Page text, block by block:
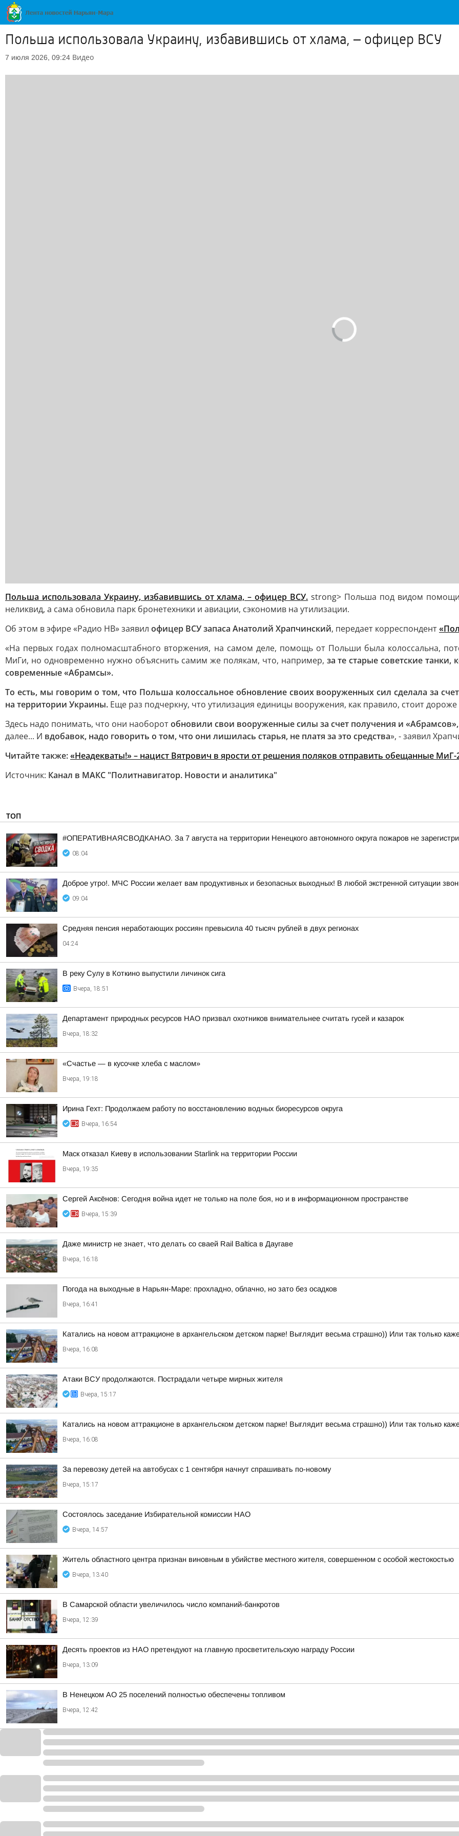
Польша использовала Украину, избавившись от хлама, – офицер ВСУ
7 июля 2026, 09:24 Видео
Польша использовала Украину, избавившись от хлама, – офицер ВСУ. strong> Польша под видом помощи
неликвид, а сама обновила парк бронетехники и авиации, сэкономив на утилизации.
Об этом в эфире «Радио НВ» заявил офицер ВСУ запаса Анатолий Храпчинский, передает корреспондент
«На первых годах полномасштабного вторжения, на самом деле, помощь от Польши была колоссальна,
МиГи, но одновременно нужно объяснить самим же полякам, что, например, за те старые советские
современные «Абрамсы».
То есть, мы говорим о том, что Польша колоссальное обновление своих вооруженных сил сделала за
на территории Украины. Еще раз подчеркну, что утилизация единицы вооружения, как правило, стоит
Здесь надо понимать, что они наоборотобновили свои вооруженные силы за счет получения и
далее... И вдобавок, надо говорить о том, что они лишилась старья, не платя за это средства», - заявил
Читайте также:«Неадекваты!» – нацист Вятрович в ярости от решения поляков отправить обещанные МиГ-
Источник: Канал в МАКС "Политнавигатор. Новости и аналитика"
ТОП
#ОПЕРАТИВНАЯСВОДКАНАО. За 7 августа на территории Ненецкого автономного округа пожаров не
08:04
Доброе утро!. МЧС России желает вам продуктивных и безопасных выходных! В любой экстренной ситуации
09:04
Средняя пенсия неработающих россиян превысила 40 тысяч рублей в двух регионах
04:24
В реку Сулу в Коткино выпустили личинок сига
Вчера, 18:51
Департамент природных ресурсов НАО призвал охотников внимательнее считать гусей и казарок
Вчера, 18:32
«Счастье — в кусочке хлеба с маслом»
Вчера, 19:18
Ирина Гехт: Продолжаем работу по восстановлению водных биоресурсов округа
Вчера, 16:54
Маск отказал Киеву в использовании Starlink на территории России
Вчера, 19:35
Сергей Аксёнов: Сегодня война идет не только на поле боя, но и в информационном пространстве
Вчера, 15:39
Даже министр не знает, что делать со сваей Rail Baltica в Даугаве
Вчера, 16:18
Погода на выходные в Нарьян-Маре: прохладно, облачно, но зато без осадков
Вчера, 16:41
Катались на новом аттракционе в архангельском детском парке! Выглядит весьма страшно)) Или так только
Вчера, 16:08
Атаки ВСУ продолжаются. Пострадали четыре мирных жителя
Вчера, 15:17
Катались на новом аттракционе в архангельском детском парке! Выглядит весьма страшно)) Или так только
Вчера, 16:08
За перевозку детей на автобусах с 1 сентября начнут спрашивать по-новому
Вчера, 15:17
Состоялось заседание Избирательной комиссии НАО
Вчера, 14:57
Житель областного центра признан виновным в убийстве местного жителя, совершенном с особой жестокостью
Вчера, 13:40
В Самарской области увеличилось число компаний-банкротов
Вчера, 12:39
Десять проектов из НАО претендуют на главную просветительскую награду России
Вчера, 13:09
В Ненецком АО 25 поселений полностью обеспечены топливом
Вчера, 12:42